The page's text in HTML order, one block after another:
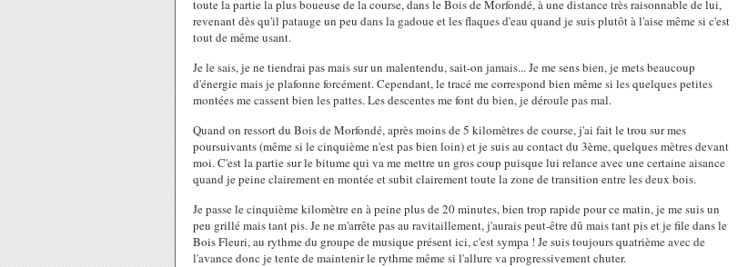
toute la partie la plus boueuse de la course, dans le Bois de Morfondé, à une distance très raisonnable de lui,
revenant dès qu'il patauge un peu dans la gadoue et les flaques d'eau quand je suis plutôt à l'aise même si c'est
tout de même usant.
Je le sais, je ne tiendrai pas mais sur un malentendu, sait-on jamais... Je me sens bien, je mets beaucoup
d'énergie mais je plafonne forcément. Cependant, le tracé me correspond bien même si les quelques petites
montées me cassent bien les pattes. Les descentes me font du bien, je déroule pas mal.
Quand on ressort du Bois de Morfondé, après moins de 5 kilomètres de course, j'ai fait le trou sur mes
poursuivants (même si le cinquième n'est pas bien loin) et je suis au contact du 3ème, quelques mètres devant
moi. C'est la partie sur le bitume qui va me mettre un gros coup puisque lui relance avec une certaine aisance
quand je peine clairement en montée et subit clairement toute la zone de transition entre les deux bois.
Je passe le cinquième kilomètre en à peine plus de 20 minutes, bien trop rapide pour ce matin, je me suis un
peu grillé mais tant pis. Je ne m'arrête pas au ravitaillement, j'aurais peut-être dû mais tant pis et je file dans le
Bois Fleuri, au rythme du groupe de musique présent ici, c'est sympa ! Je suis toujours quatrième avec de
l'avance donc je tente de maintenir le rythme même si l'allure va progressivement chuter.